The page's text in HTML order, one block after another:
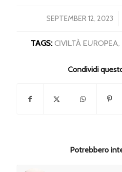
SEPTEMBER 12, 2023
/
TAGS: CIVILTÀ EUROPEA,
Condividi
Potrebbero